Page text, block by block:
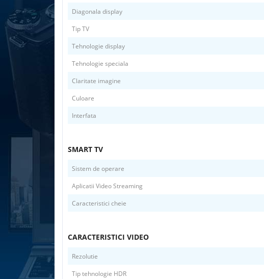
Diagonala display
Tip TV
Tehnologie display
Tehnologie speciala
Claritate imagine
Culoare
Interfata
SMART TV
Sistem de operare
Aplicatii Video Streaming
Caracteristici cheie
CARACTERISTICI VIDEO
Rezolutie
Tip tehnologie HDR